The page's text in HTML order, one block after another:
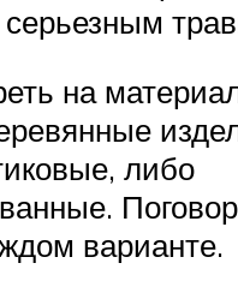
серьезным
на
либо
варианте.